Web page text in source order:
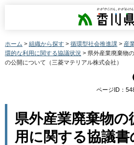
香川県
ホーム > 組織から探す > 循環型社会推進課 > 産
環的な利用に関する協議状況 > 県外産業廃棄物
の公開について（三菱マテリアル株式会社）
ページID：
県外産業廃棄物の
用に関する協議